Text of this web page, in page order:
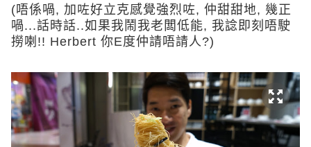
(唔係喎, 加咗好立克感覺強烈咗, 仲甜甜地, 幾正
喎...話時話..如果我鬧我老闆低能, 我諗即刻唔駛
撈喇!! Herbert 你E度仲請唔請人?)